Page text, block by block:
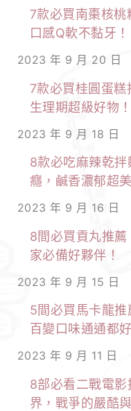
食
物！
(主
食
7款必買南棗核
口感Q軟不黏牙！
2023 年 9 月 20 日
7款必買桂圓蛋糕
生理期超級好物！
2023 年 9 月 18 日
8款必吃麻辣乾
癮，鹹香濃郁超美
2023 年 9 月 16 日
8間必買貢丸推
家必備好夥伴！
2023 年 9 月 15 日
5間必買馬卡龍推
百變口味通通都好
2023 年 9 月 11 日
8部必看二戰電
界，戰爭的嚴酷